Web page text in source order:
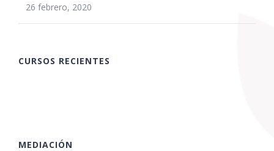
26 febrero, 2020
CURSOS RECIENTES
MEDIACIÓN